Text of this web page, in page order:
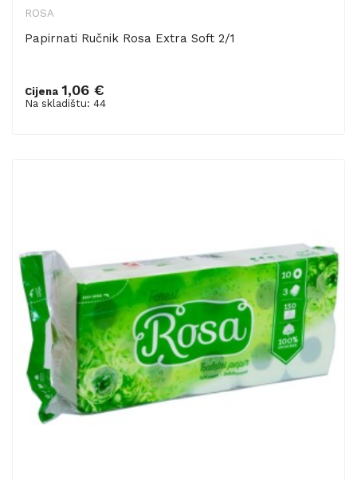
ROSA
Papirnati Ručnik Rosa Extra Soft 2/1
Cijena 1,06 €
Na skladištu: 44
Dodaj u košaricu